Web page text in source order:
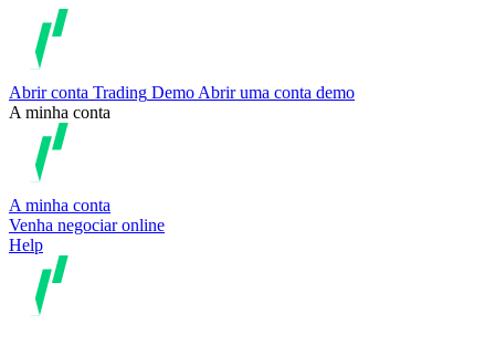
Abrir conta Trading Demo Abrir uma conta demo
A minha conta
A minha conta
Venha negociar online
Help